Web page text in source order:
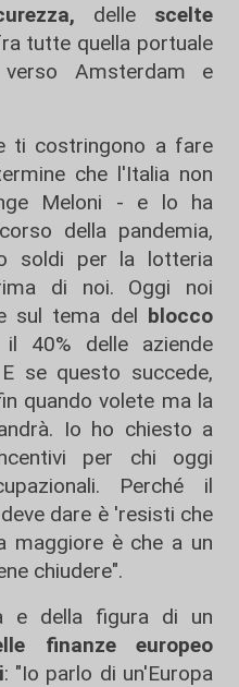
delle scelte
tutte quella portuale
Amsterdam e
ti costringono a fare
che l'Italia non
Meloni - e lo ha
della pandemia,
soldi per la lotteria
di noi. Oggi noi
sul tema del blocco
40% delle aziende
se questo succede,
quando volete ma la
Io ho chiesto a
per chi oggi
Perché il
dare è 'resisti che
maggiore è che a un
chiudere".
e della figura di un
finanze europeo
: "Io parlo di un'Europa